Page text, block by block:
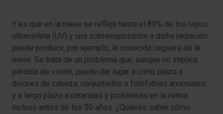
Y es que en la nieve se refleja hasta el 80% de los rayos
ultravioleta (UV) y una sobreexposición a dicha radiación
puede producir, por ejemplo, la conocida ceguera de la
nieve. Se trata de un problema que, aunque no implica
pérdida de visión, puede dar lugar a corto plazo a
dolores de cabeza, conjuntivitis o fotofobias anormales;
y a largo plazo a cataratas y problemas en la retina
incluso antes de los 50 años. ¿Quieres saber cómo